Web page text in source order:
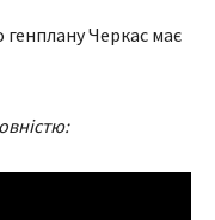
Черкас має